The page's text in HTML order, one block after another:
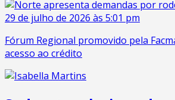
29 de julho de 2026 às 5:01 pm
Fórum Regional promovido pela
acesso ao crédito